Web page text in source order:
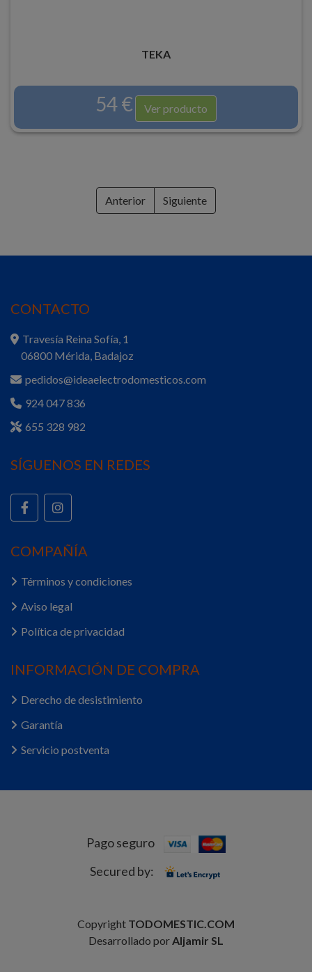
TEKA
54 € Ver producto
Anterior Siguiente
CONTACTO
Travesía Reina Sofía, 1
06800 Mérida, Badajoz
pedidos@ideaelectrodomesticos.com
924 047 836
655 328 982
SÍGUENOS EN REDES
COMPAÑÍA
Términos y condiciones
Aviso legal
Política de privacidad
INFORMACIÓN DE COMPRA
Derecho de desistimiento
Garantía
Servicio postventa
Pago seguro
Secured by:
Copyright TODOMESTIC.COM
Desarrollado porAljamir SL